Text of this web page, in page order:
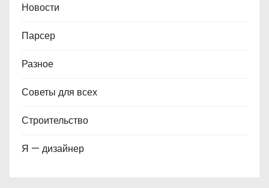
Новости
Парсер
Разное
Советы для всех
Строительство
Я — дизайнер